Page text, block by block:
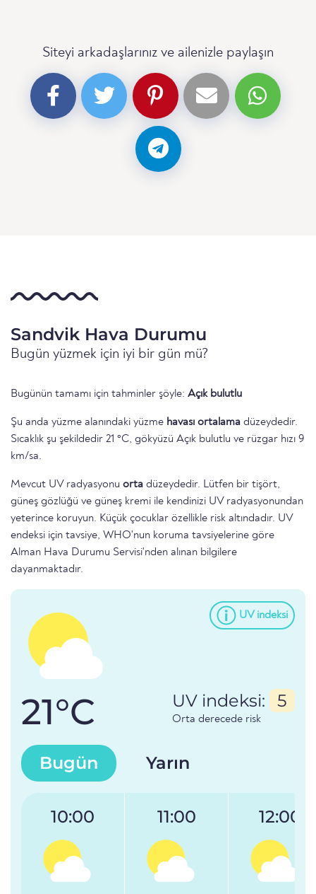
Siteyi arkadaşlarınız ve ailenizle paylaşın
Sandvik Hava Durumu
Bugün yüzmek için iyi bir gün mü?
Bugünün tamamı için tahminler şöyle: Açık bulutlu
Şu anda yüzme alanındaki yüzme havası ortalama düzeydedir.
Sıcaklık şu şekildedir 21 °C, gökyüzü Açık bulutlu ve rüzgar hızı 9
km/sa.
Mevcut UV radyasyonu orta düzeydedir. Lütfen bir tişört,
güneş gözlüğü ve güneş kremi ile kendinizi UV radyasyonundan
yeterince koruyun. Küçük çocuklar özellikle risk altındadır. UV
endeksi için tavsiye, WHO'nun koruma tavsiyelerine göre
Alman Hava Durumu Servisi'nden alınan bilgilere
dayanmaktadır.
UV indeksi
21°C UV indeksi: 5
Orta derecede risk
Bugün Yarın
10:00 11:00 12:00